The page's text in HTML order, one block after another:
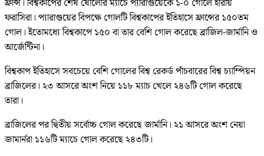
ফ্রান্স। বিশ্বকাপের শেষ ষোলোর ম্যাচে প্যারাগুয়েকে ১-০ গোলে হারায়
ফরাসিরা। প্যারাগুয়ের বিপক্ষে গোলটি বিশ্বকাপের ইতিহাসে ফ্রান্সের ১৫০তম
গোল। ইতোমধ্যে বিশ্বকাপে ১৫০ বা তার বেশি গোল করেছে ব্রাজিল-জার্মানি ও
আর্জেন্টিনা।
বিশ্বকাপ ইতিহাসে সবচেয়ে বেশি গোলের বিশ্ব রেকর্ড পাঁচবারের বিশ্ব চ্যাম্পিয়ন
ব্রাজিলের। ২৩ আসরে অংশ নিয়ে ১১৮ ম্যাচ খেলে ২৪৬টি গোল করেছে
তারা।
ব্রাজিলের পর দ্বিতীয় সর্বোচ্চ গোল করেছে জার্মানি। ২১ আসরে অংশ নেয়া
জামার্নরা ১১৬টি ম্যাচে গোল করেছে ২৪৩টি।